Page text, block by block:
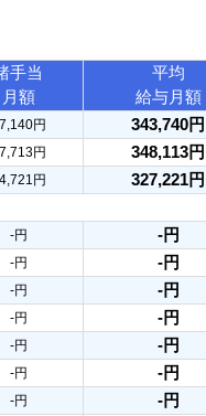
手当
月額
平均
給与月額
円 343,740円
円 348,113円
円 327,221円
-円 -円
-円 -円
-円 -円
-円 -円
-円 -円
-円 -円
-円 -円